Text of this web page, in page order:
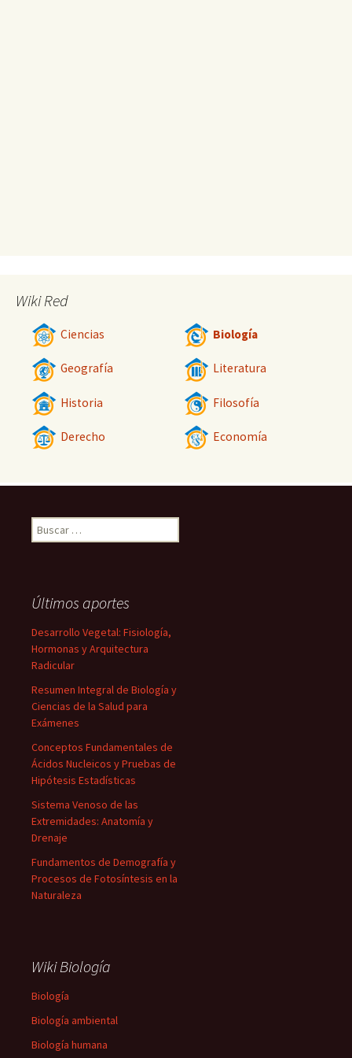
Wiki Red
Ciencias Biología
Geografía Literatura
Historia Filosofía
Derecho Economía
Buscar:
Últimos aportes
Desarrollo Vegetal: Fisiología,
Hormonas y Arquitectura
Radicular
Resumen Integral de Biología y
Ciencias de la Salud para
Exámenes
Conceptos Fundamentales de
Ácidos Nucleicos y Pruebas de
Hipótesis Estadísticas
Sistema Venoso de las
Extremidades: Anatomía y
Drenaje
Fundamentos de Demografía y
Procesos de Fotosíntesis en la
Naturaleza
Wiki Biología
Biología
Biología ambiental
Biología humana